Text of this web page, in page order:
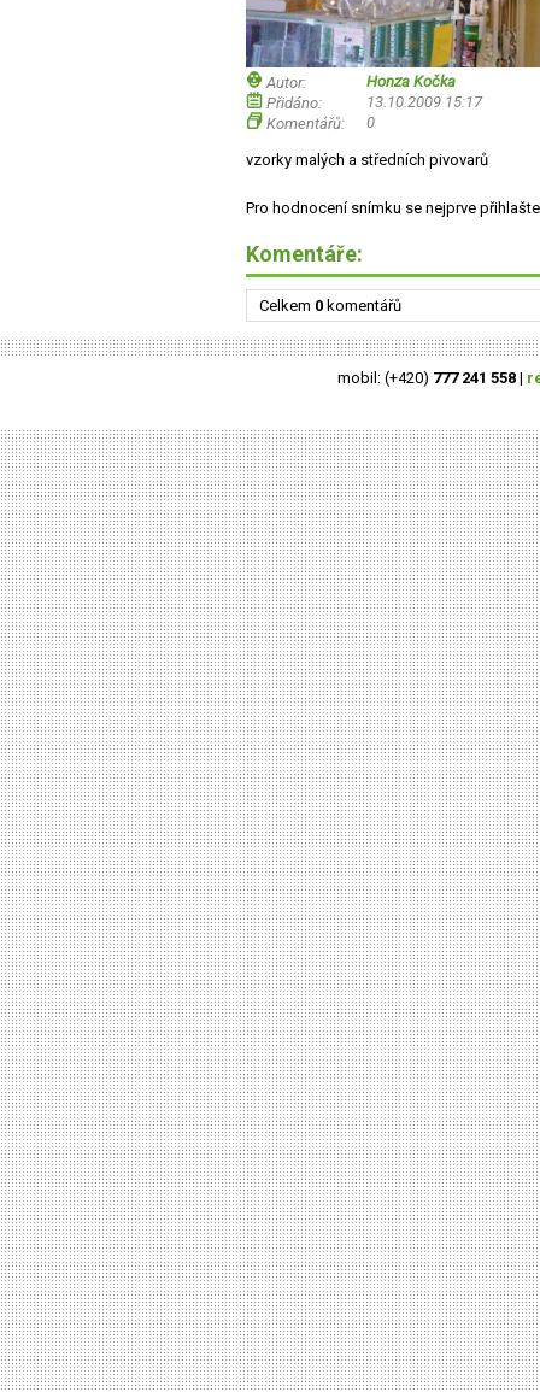
Autor:
Honza Kočka
Přidáno:
13.10.2009 15:17
Komentářů:
0
vzorky malých a středních pivovarů
Pro hodnocení snímku se nejprve
Komentáře:
Celkem 0 komentářů
mobil: (+420) 777 241 558 |